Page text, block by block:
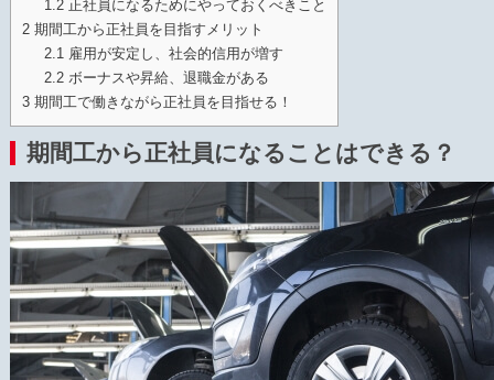
1.2正社員になるためにやっておくべきこと
2期間工から正社員を目指すメリット
2.1雇用が安定し、社会的信用が増す
2.2ボーナスや昇給、退職金がある
3期間工で働きながら正社員を目指せる！
期間工から正社員になることはできる？